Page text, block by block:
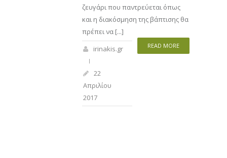
ζευγάρι που παντρεύεται όπως
και η διακόσμηση της βάπτισης θα
πρέπει να [...]
READ MORE
irinakis.gr
22
Απριλίου
2017